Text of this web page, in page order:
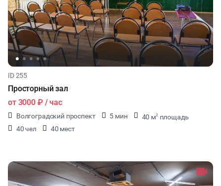
ID 255
Просторный зал
от 3000 ₽/ час
Волгоградский проспект 5 мин 40 м2 площадь
40 чел
40 мест